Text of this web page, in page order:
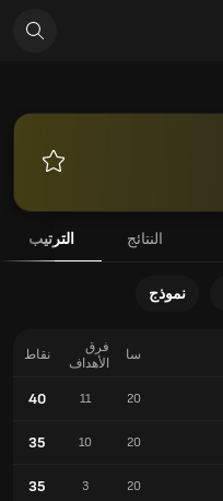
النتائج الترتيب
نموذج
سا
فرق
الأهداف
نقاط
20
11
40
20
10
35
20
3
35